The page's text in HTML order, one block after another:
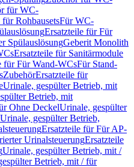
für WC-
für RohbausetsFür WC-
Ersatzteile für Für
SpülauslösungGeberit Monolith
Ersatzteile für Sanitärmodule
für Für Wand-WCsFür Stand-
ZubehörErsatzteile für
Urinale, gespülter Betrieb, mit
Betrieb, mit
Ohne DeckelUrinale, gespülter
gespülter Betrieb,
Ersatzteile für Für AP-
UrinalsteuerungErsatzteile
Urinale, gespülter Betrieb, mit /
Betrieb, mit / für